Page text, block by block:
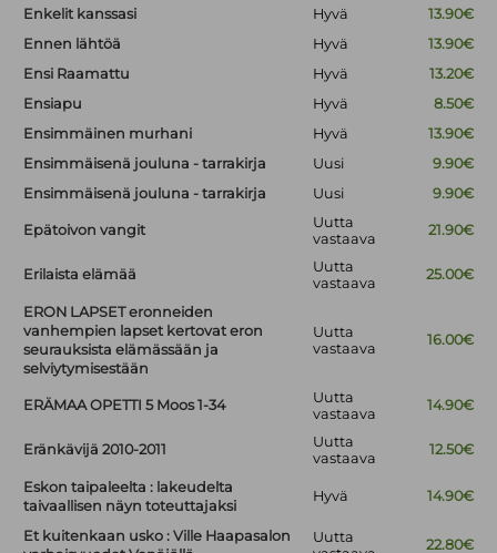
Enkelit kanssasi Hyvä
13.90€
Ennen lähtöä
Hyvä
13.90€
Ensi Raamattu
Hyvä
13.20€
Ensiapu
Hyvä
8.50€
Ensimmäinen murhani
Hyvä
13.90€
Ensimmäisenä jouluna - tarrakirja
Uusi
9.90€
Ensimmäisenä jouluna - tarrakirja
Uusi 9.90€
Epätoivon vangit
Uutta
vastaava
21.90€
Erilaista elämää
Uutta
vastaava
25.00€
ERON LAPSET eronneiden
vanhempien lapset kertovat eron
seurauksista elämässään ja
selviytymisestään
Uutta
vastaava
16.00€
ERÄMAA OPETTI 5 Moos 1-34
Uutta
vastaava
14.90€
Eränkävijä 2010-2011
Uutta
vastaava
12.50€
Eskon taipaleelta : lakeudelta
taivaallisen näyn toteuttajaksi
Hyvä 14.90€
Et kuitenkaan usko : Ville Haapasalon
Uutta
22.80€